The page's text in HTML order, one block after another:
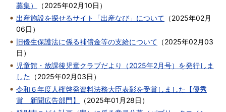
募集）
（2025年02月10日 ）
出産施設を探せるサイト「出産なび」について （2025年02月
06日 ）
旧優生保護法に係る補償金等の支給について （2025年02月03
日 ）
児童館・放課後児童クラブだより（2025年2月号）を発行しま
した （2025年02月03日 ）
令和６年度人権啓発資料法務大臣表彰を受賞しました【優秀
賞 新聞広告部門】
（2025年01月28日 ）